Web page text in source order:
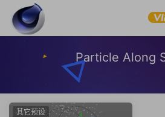
Particle Along
其它预设